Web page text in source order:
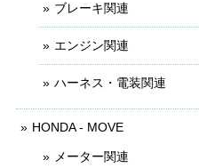
ブレーキ関連
エンジン関連
ハーネス・電装関連
HONDA - MOVE
メーター関連